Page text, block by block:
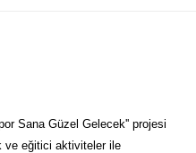
Sana Güzel Gelecek'' projesi
ve eğitici aktiviteler ile